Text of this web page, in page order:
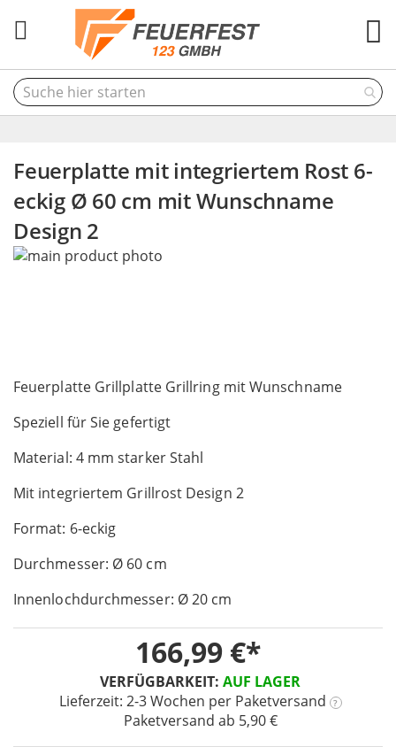
Feuerplatte mit integriertem Rost 6-
eckig Ø 60 cm mit Wunschname
Design 2
Feuerplatte Grillplatte Grillring mit Wunschname
Speziell für Sie gefertigt
Material: 4 mm starker Stahl
Mit integriertem Grillrost Design 2
Format: 6-eckig
Durchmesser: Ø 60 cm
Innenlochdurchmesser: Ø 20 cm
VERFÜGBARKEIT: AUF LAGER
Lieferzeit: 2-3 Wochen per Paketversand ?
Paketversand ab 5,90 €
166,99 €
Skip
gallery
to
beginning
the
images
gallery